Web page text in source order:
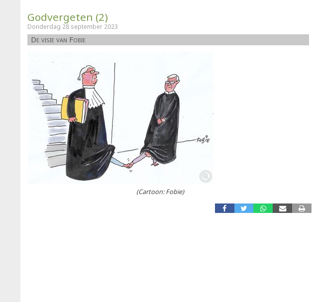
Godvergeten (2)
Donderdag 28 september 2023
De visie van Fobie
(Cartoon: Fobie)